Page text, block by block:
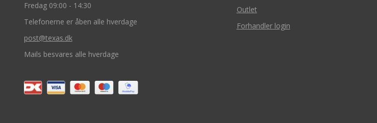
Fredag 09:00 - 14:30
Telefonerne er åben alle hverdage
post@texas.dk
Mails besvares alle hverdage
Outlet
Forhandler login